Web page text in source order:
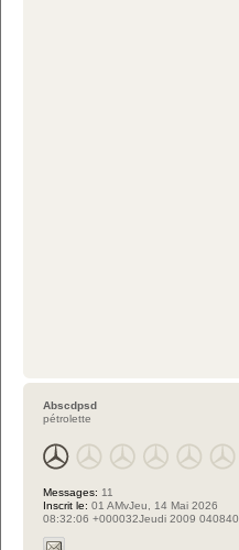
Abscdpsd
pétrolette
Messages: 11
Inscrit le: 01 AMvJeu, 14 Mai 2026
08:32:06 +000032Jeudi 2009 040840